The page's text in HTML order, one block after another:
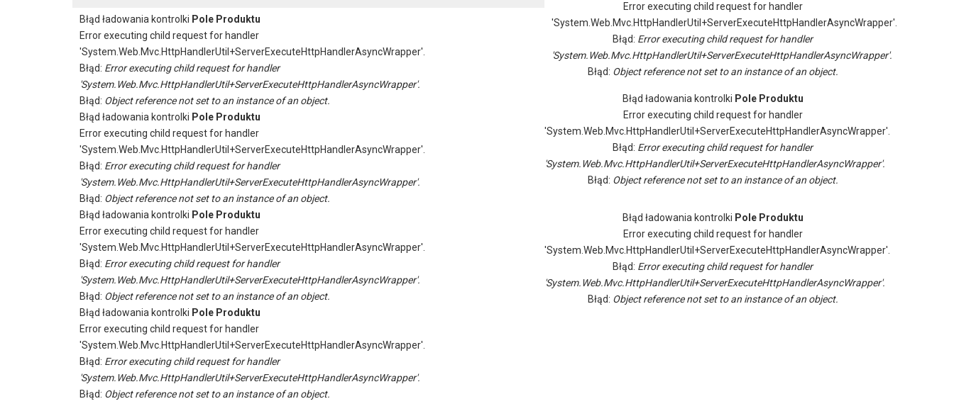
Błąd ładowania kontrolki Pole Produktu
Error executing child request for handler
'System.Web.Mvc.HttpHandlerUtil+ServerExecuteHttpHandlerAsyncWrapper'.
Błąd: Error executing child request for handler
'System.Web.Mvc.HttpHandlerUtil+ServerExecuteHttpHandlerAsyncWrapper'.
Błąd: Object reference not set to an instance of an object.
Błąd ładowania kontrolki Pole Produktu
Error executing child request for handler
'System.Web.Mvc.HttpHandlerUtil+ServerExecuteHttpHandlerAsyncWrapper'.
Błąd: Error executing child request for handler
'System.Web.Mvc.HttpHandlerUtil+ServerExecuteHttpHandlerAsyncWrapper'.
Błąd: Object reference not set to an instance of an object.
Błąd ładowania kontrolki Pole Produktu
Error executing child request for handler
'System.Web.Mvc.HttpHandlerUtil+ServerExecuteHttpHandlerAsyncWrapper'.
Błąd: Error executing child request for handler
'System.Web.Mvc.HttpHandlerUtil+ServerExecuteHttpHandlerAsyncWrapper'.
Błąd: Object reference not set to an instance of an object.
Błąd ładowania kontrolki Pole Produktu
Error executing child request for handler
'System.Web.Mvc.HttpHandlerUtil+ServerExecuteHttpHandlerAsyncWrapper'.
Błąd: Error executing child request for handler
'System.Web.Mvc.HttpHandlerUtil+ServerExecuteHttpHandlerAsyncWrapper'.
Błąd: Object reference not set to an instance of an object.
Error executing child request for handler
'System.Web.Mvc.HttpHandlerUtil+ServerExecuteHttpHandlerAsyncWrapper'.
Błąd: Error executing child request for handler
'System.Web.Mvc.HttpHandlerUtil+ServerExecuteHttpHandlerAsyncWrapper'.
Błąd: Object reference not set to an instance of an object.
Błąd ładowania kontrolki Pole Produktu
Error executing child request for handler
'System.Web.Mvc.HttpHandlerUtil+ServerExecuteHttpHandlerAsyncWrapper'.
Błąd: Error executing child request for handler
'System.Web.Mvc.HttpHandlerUtil+ServerExecuteHttpHandlerAsyncWrapper'.
Błąd: Object reference not set to an instance of an object.
Błąd ładowania kontrolki Pole Produktu
Error executing child request for handler
'System.Web.Mvc.HttpHandlerUtil+ServerExecuteHttpHandlerAsyncWrapper'.
Błąd: Error executing child request for handler
'System.Web.Mvc.HttpHandlerUtil+ServerExecuteHttpHandlerAsyncWrapper'.
Błąd: Object reference not set to an instance of an object.